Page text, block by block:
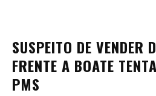
SUSPEITO DE VENDER
FRENTE A BOATE
PMS